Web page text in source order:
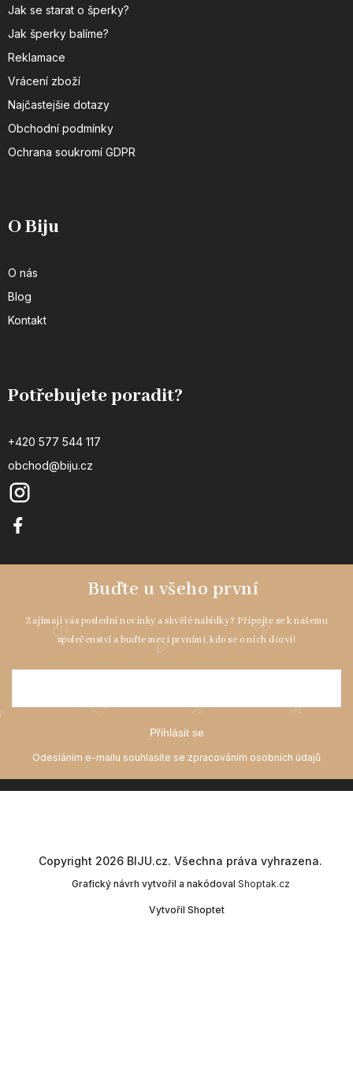
Jak se starat o šperky?
Jak šperky balíme?
Reklamace
Vrácení zboží
Najčastejšie dotazy
Obchodní podmínky
Ochrana soukromí GDPR
O Biju
O nás
Blog
Kontakt
Potřebujete poradit?
+420 577 544 117
obchod@biju.cz
Přihlásit se
Vytvořil Shoptet
Copyright 2026 BIJU.cz. Všechna práva vyhrazena.
Grafický návrh vytvořil a nakódoval Shoptak.cz